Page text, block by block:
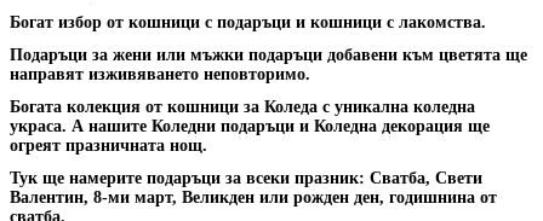
Богат избор от кошници с подаръци и кошници с лакомства.
Подаръци за жени или мъжки подаръци добавени към цветята ще
направят изживяването неповторимо.
Богата колекция от кошници за Коледа с уникална коледна
украса. А нашите Коледни подаръци и Коледна декорация ще
огреят празничната нощ.
Тук ще намерите подаръци за всеки празник: Сватба, Свети
Валентин, 8-ми март, Великден или рожден ден, годишнина от
сватба.